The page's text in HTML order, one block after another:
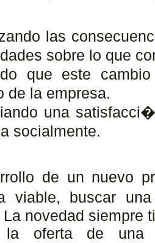
las
sobre lo que
que este
de la empresa.
una
socialmente.
de un nuevo
viable, buscar
novedad siempre
oferta de una